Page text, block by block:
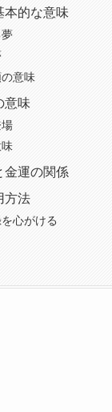
本的な意味
意味
意味
金運の関係
方法
心がける